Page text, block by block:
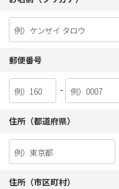
郵便番号
-
住所（都道府県）
住所（市区町村）